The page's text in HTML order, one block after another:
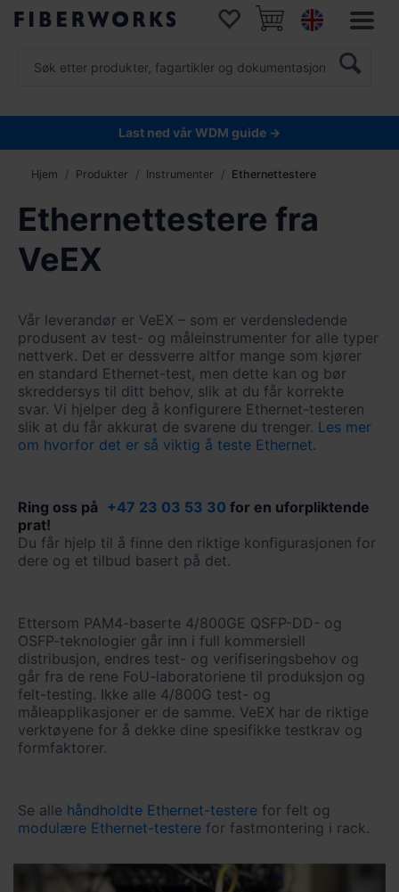
Last ned vår WDM guide →
Hjem Produkter Instrumenter Ethernettestere
Ethernettestere fra
VeEX
Vår leverandør er VeEX – som er verdensledende
produsent av test- og måleinstrumenter for alle typer
nettverk. Det er dessverre altfor mange som kjører
en standard Ethernet-test, men dette kan og bør
skreddersys til ditt behov, slik at du får korrekte
svar. Vi hjelper deg å konfigurere Ethernet-testeren
slik at du får akkurat de svarene du trenger. Les mer
om hvorfor det er så viktig å teste Ethernet.
Ring oss på +47 23 03 53 30 for en uforpliktende
prat!
Du får hjelp til å finne den riktige konfigurasjonen for
dere og et tilbud basert på det.
Ettersom PAM4-baserte 4/800GE QSFP-DD- og
OSFP-teknologier går inn i full kommersiell
distribusjon, endres test- og verifiseringsbehov og
går fra de rene FoU-laboratoriene til produksjon og
felt-testing. Ikke alle 4/800G test- og
måleapplikasjoner er de samme. VeEX har de riktige
verktøyene for å dekke dine spesifikke testkrav og
formfaktorer.
Se alle håndholdte Ethernet-testere for felt og
modulære Ethernet-testere for fastmontering i rack.